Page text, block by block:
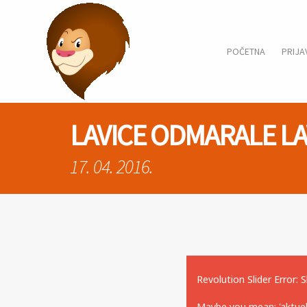
POČETNA
LAVICE ODMARALE
17. 04. 2016.
Revolution Slider Error: